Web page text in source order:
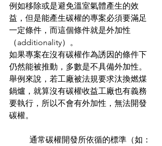
例如移除或是避免溫室氣體產生的效
益，但是能產生碳權的專案必須要滿足
一定條件 ，而這個條件就是外加性
（additionality）。
如果專案在沒有碳權作為誘因的條件下
仍然能被推動，多數是不具備外加性。
舉例來說，若工廠被法規要求汰換燃煤
鍋爐，就算沒有碳權收益工廠也有義務
要執行，所以不會有外加性，無法開發
碳權。